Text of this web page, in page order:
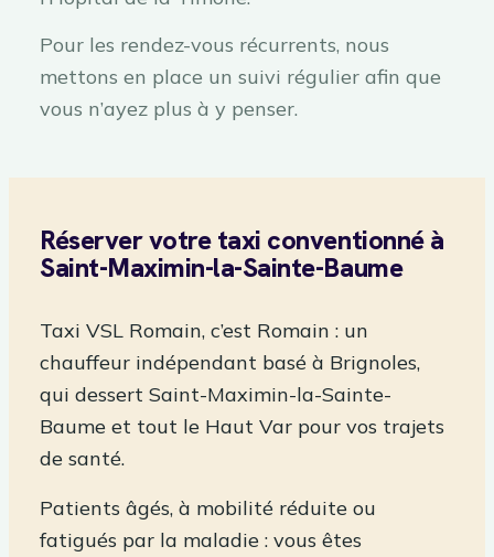
Pour les rendez-vous récurrents, nous
mettons en place un suivi régulier afin que
vous n’ayez plus à y penser.
Réserver votre taxi conventionné à
Saint-Maximin-la-Sainte-Baume
Taxi VSL Romain, c’est Romain : un
chauffeur indépendant basé à Brignoles,
qui dessert Saint-Maximin-la-Sainte-
Baume et tout le Haut Var pour vos trajets
de santé.
Patients âgés, à mobilité réduite ou
fatigués par la maladie : vous êtes